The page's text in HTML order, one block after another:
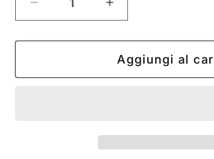
Diminuisci
quantità
per
BLACK
Aumenta
quantità
per
INKTROX
BLACK
Aggiungi al